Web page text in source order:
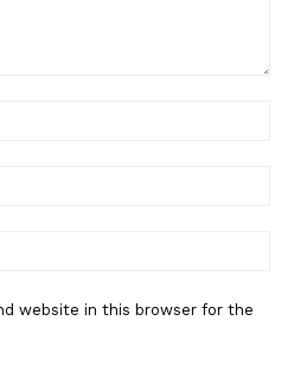
website in this browser for the